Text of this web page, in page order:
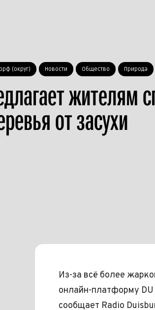
(округ) Новости Общество Природа
жителям
от засухи
Из-за всё более
онлайн-платформу
сообщает Radio